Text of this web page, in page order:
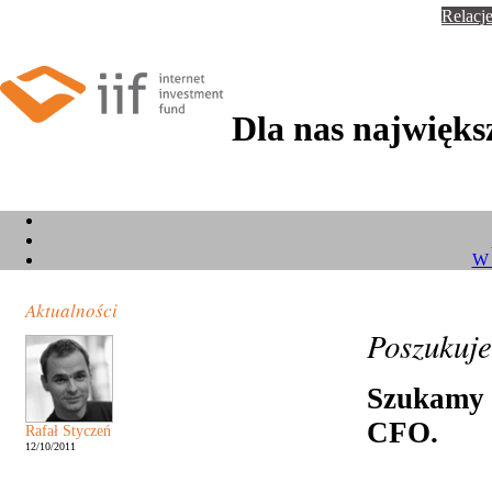
Dla nas
W
Aktualności
Rafał Styczeń
12/10/2011
CFO.